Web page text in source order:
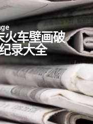
火车壁画破
录大全